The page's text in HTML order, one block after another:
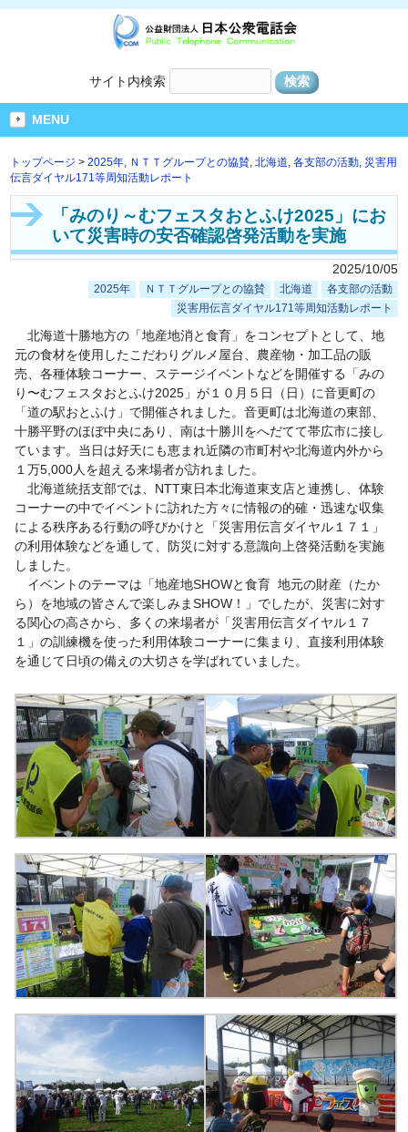
サイト内検索
MENU
トップページ >2025年 ＮＴＴグループとの協賛 ,北海道 ,各支部の活動 災害用
伝言ダイヤル171等周知活動レポート
「みのり～むフェスタおとふけ2025」にお
いて災害時の安否確認啓発活動を実施
2025/10/05
2025年 ＮＴＴグループとの協賛 北海道
各支部の活動
災害用伝言ダイヤル171等周知活動レポート
北海道十勝地方の「地産地消と食育」をコンセプトとして、地
元の食材を使用したこだわりグルメ屋台、農産物・加工品の販
売、各種体験コーナー、ステージイベントなどを開催する「みの
り〜むフェスタおとふけ2025」が１０月５日（日）に音更町の
「道の駅おとふけ」で開催されました。音更町は北海道の東部、
十勝平野のほぼ中央にあり、南は十勝川をへだてて帯広市に接し
ています。当日は好天にも恵まれ近隣の市町村や北海道内外から
１万5,000人を超える来場者が訪れました。
北海道統括支部では、NTT東日本北海道東支店と連携し、体験
コーナーの中でイベントに訪れた方々に情報の的確・迅速な収集
による秩序ある行動の呼びかけと「災害用伝言ダイヤル１７１」
の利用体験などを通して、防災に対する意識向上啓発活動を実施
しました。
イベントのテーマは「地産地SHOWと食育 地元の財産（たか
ら）を地域の皆さんで楽しみまSHOW！」でしたが、災害に対す
る関心の高さから、多くの来場者が「災害用伝言ダイヤル１７
１」の訓練機を使った利用体験コーナーに集まり、直接利用体験
を通じて日頃の備えの大切さを学ばれていました。